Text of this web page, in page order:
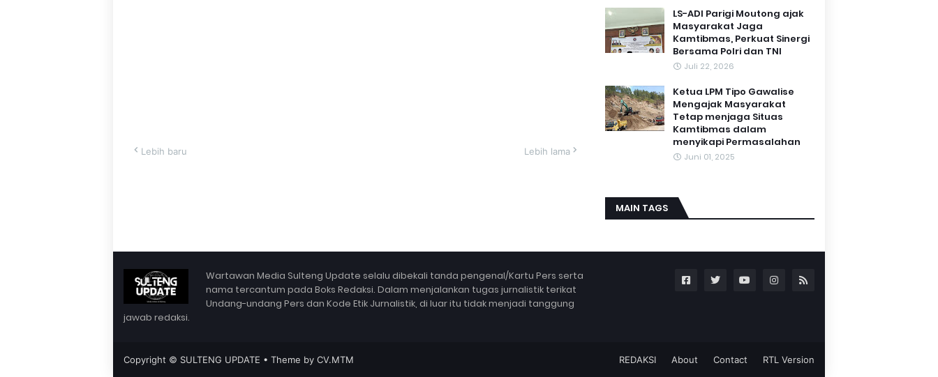
Lebih baru Lebih lama
LS-ADI Parigi Moutong ajak
Masyarakat Jaga
Kamtibmas, Perkuat Sinergi
Bersama Polri dan TNI
Juli 22, 2026
Ketua LPM Tipo Gawalise
Mengajak Masyarakat
Tetap menjaga Situas
Kamtibmas dalam
menyikapi Permasalahan
Juni 01, 2025
MAIN TAGS
Wartawan Media Sulteng Update selalu dibekali tanda pengenal/Kartu Pers serta
nama tercantum pada Boks Redaksi. Dalam menjalankan tugas jurnalistik terikat
Undang-undang Pers dan Kode Etik Jurnalistik, di luar itu tidak menjadi tanggung
jawab redaksi.
Copyright © SULTENG UPDATE • Theme by CV.MTM REDAKSI About Contact RTL Version